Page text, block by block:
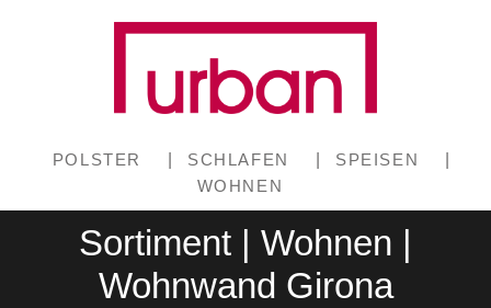
POLSTER SCHLAFEN SPEISEN
WOHNEN
Sortiment | Wohnen |
Wohnwand Girona